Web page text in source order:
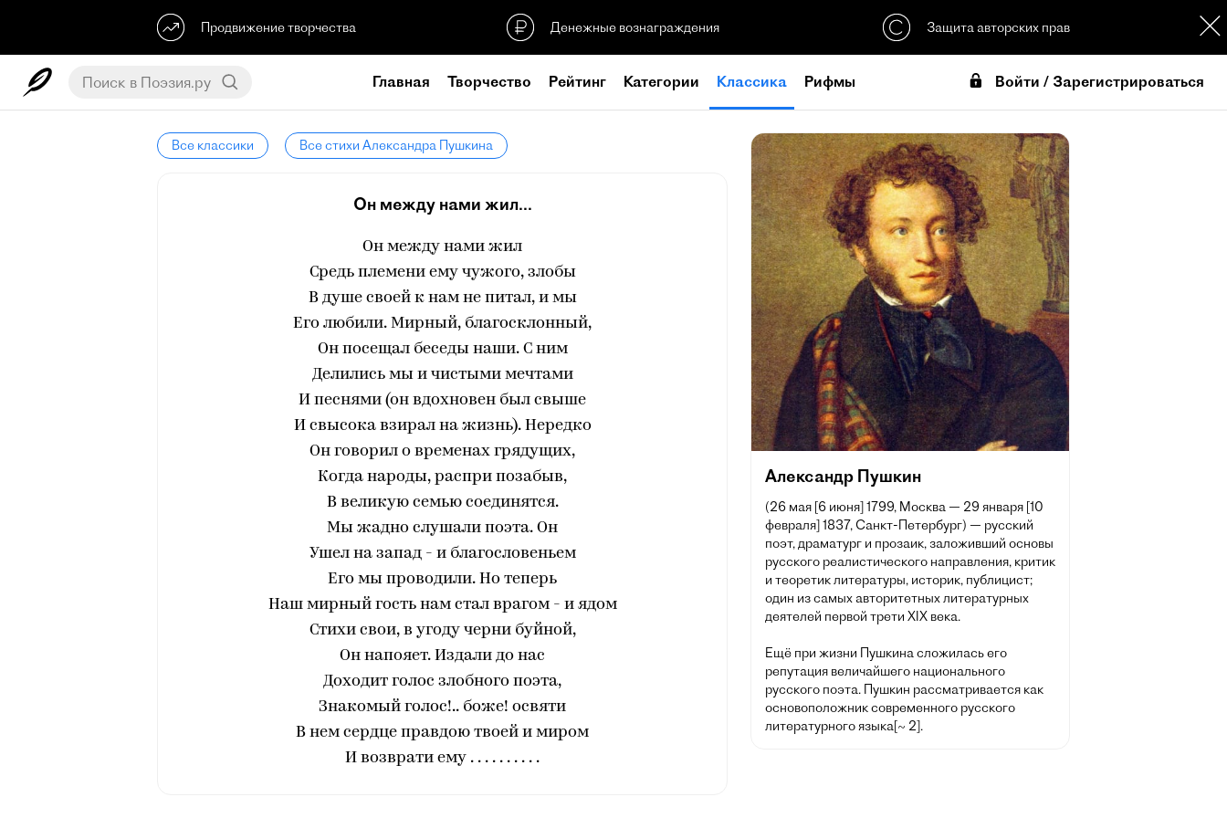
Продвижение творчества Денежные вознаграждения Защита авторских прав
Главная Творчество Рейтинг Категории Классика Рифмы Войти / Зарегистрироваться
Все классики Все стихи Александра Пушкина
Он между нами жил...
Он между нами жил
Средь племени ему чужого, злобы
В душе своей к нам не питал, и мы
Его любили. Мирный, благосклонный,
Он посещал беседы наши. С ним
Делились мы и чистыми мечтами
И песнями (он вдохновен был свыше
И свысока взирал на жизнь). Нередко
Он говорил о временах грядущих,
Когда народы, распри позабыв,
В великую семью соединятся.
Мы жадно слушали поэта. Он
Ушел на запад - и благословеньем
Его мы проводили. Но теперь
Наш мирный гость нам стал врагом - и ядом
Стихи свои, в угоду черни буйной,
Он напояет. Издали до нас
Доходит голос злобного поэта,
Знакомый голос!.. боже! освяти
В нем сердце правдою твоей и миром
И возврати ему . . . . . . . . . .
Александр Пушкин
(26 мая [6 июня] 1799, Москва — 29 января [10
февраля] 1837, Санкт-Петербург) — русский
поэт, драматург и прозаик, заложивший основы
русского реалистического направления, критик
и теоретик литературы, историк, публицист;
один из самых авторитетных литературных
деятелей первой трети XIX века.
Ещё при жизни Пушкина сложилась его
репутация величайшего национального
русского поэта. Пушкин рассматривается как
основоположник современного русского
литературного языка[~ 2].